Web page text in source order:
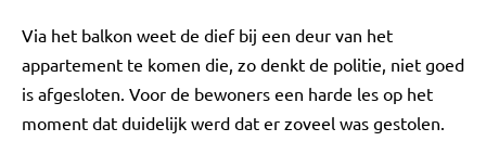
Via het balkon weet de dief bij een deur van het
appartement te komen die, zo denkt de politie, niet goed
is afgesloten. Voor de bewoners een harde les op het
moment dat duidelijk werd dat er zoveel was gestolen.